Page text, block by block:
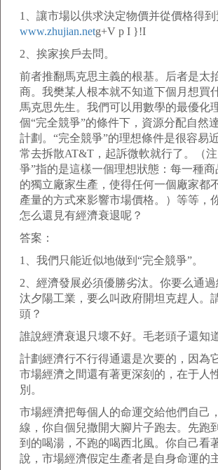
1、讓市場以供求決定物價并從價格得到
www.zhujian.netg+V p I }!I
2、挨家挨戶去問。
前者推翻馬克思主義的根基。后者是太
商。我樊某人根本就不知道下個月想買
馬克思先生。我們可以用數學的最優化
個“完全競爭”的條件下，資源分配自然
計劃。“完全競爭”的理想條件是很容易
常去拆散AT&T，起訴微軟就行了。（
爭”指的是這樣一個理想狀態：每一種
的獨立廠家生產，使得任何一個廠家都
產量的方式來影響市場價格。）等等，
怎么還見有經濟衰退呢？
答案：
1、我們只能近似地做到“完全競爭”。
2、經濟發展必須優勝劣汰。你要么通
汰夕陽工業，要么叫政府開坦克趕人。
頭？
誰說經濟衰退只壞不好。毛老頭子還知
計劃經濟行不行得通還是次要的，因為
市場經濟之間還有著更深刻的，在于人
別。
市場經濟把每個人的命運交給他們自己
線，你自個兒撒開大腳片子跑去。先跑
到的喝湯，不跑的喝西北風。你自己看
說，市場經濟假定生產者是自身命運的